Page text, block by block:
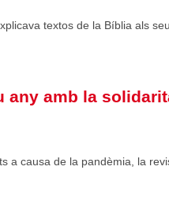
textos de la Bíblia als
any amb la
a causa de la pandèmia, la